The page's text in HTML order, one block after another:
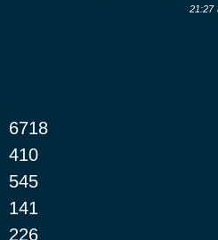
6718
410
545
141
226